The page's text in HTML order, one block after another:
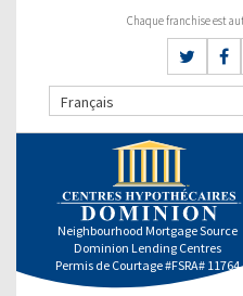
Chaque franchise est
Français
Neighbourhood Mortgage Source
Dominion Lending Centres
Permis de Courtage #FSRA# 11764